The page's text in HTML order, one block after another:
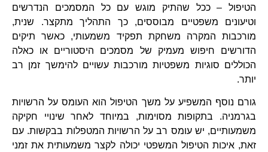
הטיפול – ככל שהתיק מוגש עם כל המסמכים הנדרשים
וטיעונים משפטיים מבוססים, כך התהליך מתקצר. שנית,
מורכבות המקרה משחקת תפקיד משמעותי, כאשר תיקים
הדורשים חיפוש מעמיק של מסמכים היסטוריים או כאלה
הכוללים סוגיות משפטיות מורכבות עשויים להימשך זמן רב
יותר.
גורם נוסף המשפיע על משך הטיפול הוא העומס על הרשויות
בגרמניה. בתקופות מסוימות, במיוחד לאחר שינויי חקיקה
משמעותיים, יש עומס רב על הרשויות המטפלות בבקשות. עם
זאת, איכות הטיפול המשפטי יכולה לקצר משמעותית את זמני